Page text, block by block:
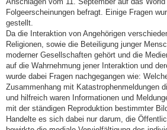
Folgeerscheinungen befragt. Einige Fragen
gestellt.
Da die Interaktion von Angehörigen
Religionen, sowie die Beteiligung junger
moderner Gesellschaften gehört und die
auf die Wahrnehmung jener Interaktion und
wurde dabei Fragen nachgegangen wie:
Zusammenhang mit Katastrophenmeldungen
und hilfreich waren Informationen und
mit der ständigen Reproduktion bestimmter
Handelte es sich dabei nur darum, die